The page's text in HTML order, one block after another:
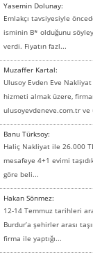
Yasemin Dolunay:
Emlakçı tavsiyesiyle
isminin B* olduğunu
verdi. Fiyatın fazl...
Muzaffer Kartal:
Ulusoy Evden Eve
hizmeti almak üzere,
ulusoyevdeneve.com.tr ve
Banu Türksoy:
Haliç Nakliyat ile 26.000
mesafeye 4+1 evimi
göre beli...
Hakan Sönmez:
12-14 Temmuz tarihleri
Burdur’a şehirler arası
firma ile yaptığı...